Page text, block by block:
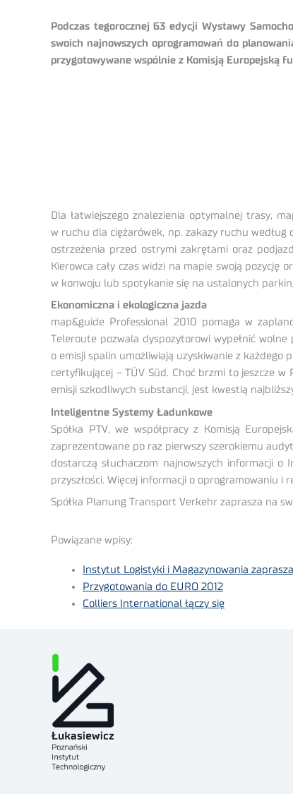
Podczas tegorocznej 63 edycji Wystawy
swoich najnowszych oprogramowań do
przygotowywane wspólnie z Komisją Europejską
Dla łatwiejszego znalezienia optymalnej trasy,
w ruchu dla ciężarówek, np. zakazy ruchu
ostrzeżenia przed ostrymi zakrętami oraz
Kierowca cały czas widzi na mapie swoją pozycję
w konwoju lub spotykanie się na ustalonych
Ekonomiczna i ekologiczna jazda
map&guide Professional 2010 pomaga w
Teleroute pozwala dyspozytorowi wypełnić
o emisji spalin umożliwiają uzyskiwanie z
certyfikującej – TÜV Süd. Choć brzmi to jeszcze
emisji szkodliwych substancji, jest kwestią
Inteligentne Systemy Ładunkowe
Spółka PTV, we współpracy z Komisją
zaprezentowane po raz pierwszy szerokiemu
dostarczą słuchaczom najnowszych informacji
przyszłości. Więcej informacji o oprogramowaniu
Spółka Planung Transport Verkehr zaprasza na
Powiązane wpisy:
Instytut Logistyki i Magazynowania
Przygotowania do EURO 2012
Colliers International łączy się